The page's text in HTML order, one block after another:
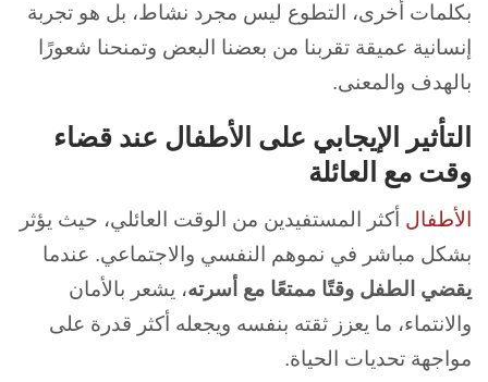
بكلمات أخرى، التطوع ليس مجرد نشاط، بل هو تجربة
إنسانية عميقة تقربنا من بعضنا البعض وتمنحنا شعورًا
بالهدف والمعنى.
التأثير الإيجابي على الأطفال عند قضاء
وقت مع العائلة
الأطفال أكثر المستفيدين من الوقت العائلي، حيث يؤثر
بشكل مباشر في نموهم النفسي والاجتماعي. عندما
يقضي الطفل وقتًا ممتعًا مع أسرته، يشعر بالأمان
والانتماء، ما يعزز ثقته بنفسه ويجعله أكثر قدرة على
مواجهة تحديات الحياة.